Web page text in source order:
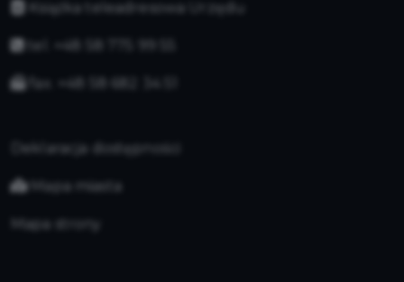
Książka teleadresowa Urzędu
tel. +48 58 775 99 55
fax. +48 58 682 34 51
Deklaracja dostępności
Mapa miasta
Mapa strony